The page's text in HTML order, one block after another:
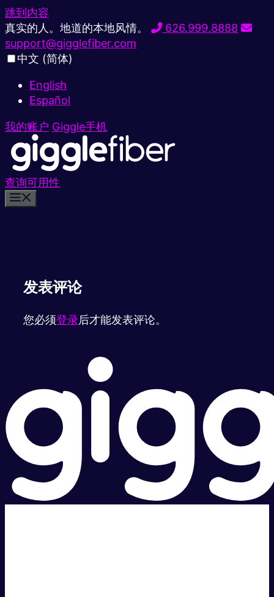
跳到内容
真实的人。地道的本地风情。
626.999.8888
support@gigglefiber.com
中文 (简体)
English
Español
我的账户 Giggle手机
查询可用性
发表评论
您必须登录后才能发表评论。